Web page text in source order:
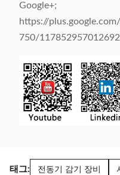
Google+;
https://
750/
태그: 전동기 감기 장비